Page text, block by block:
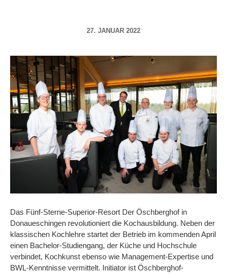
27. JANUAR 2022
Das Fünf-Sterne-Superior-Resort Der Öschberghof in
Donaueschingen revolutioniert die Kochausbildung. Neben der
klassischen Kochlehre startet der Betrieb im kommenden April
einen Bachelor-Studiengang, der Küche und Hochschule
verbindet, Kochkunst ebenso wie Management-Expertise und
BWL-Kenntnisse vermittelt. Initiator ist Öschberghof-